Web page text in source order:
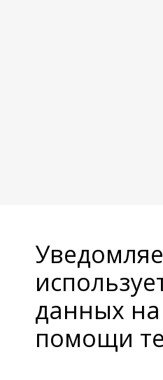
данных
помощи